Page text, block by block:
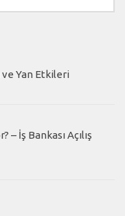
ve Yan Etkileri
– İş Bankası Açılış